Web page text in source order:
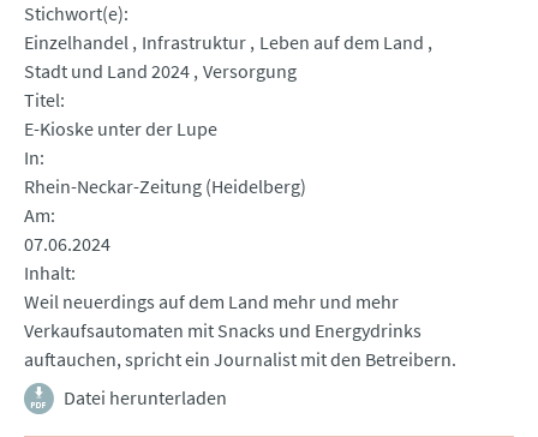
Stichwort(e)
Einzelhandel Infrastruktur Leben auf dem Land
Stadt und Land 2024 Versorgung
Titel
E-Kioske unter der Lupe
In
Rhein-Neckar-Zeitung (Heidelberg)
Am
07.06.2024
Inhalt
Weil neuerdings auf dem Land mehr und mehr
Verkaufsautomaten mit Snacks und Energydrinks
auftauchen, spricht ein Journalist mit den Betreibern.
Datei herunterladen